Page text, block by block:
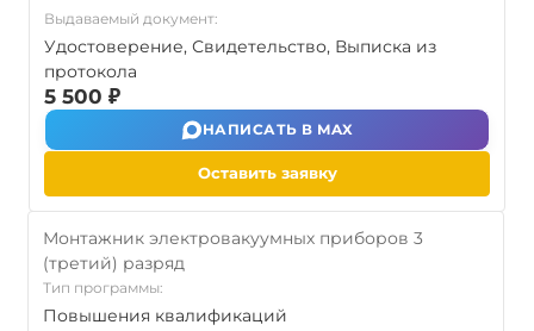
Выдаваемый документ:
Удостоверение, Свидетельство, Выписка из
протокола
5 500 ₽
НАПИСАТЬ В MAX
Оставить заявку
Монтажник электровакуумных приборов 3
(третий) разряд
Тип программы:
Повышения квалификаций